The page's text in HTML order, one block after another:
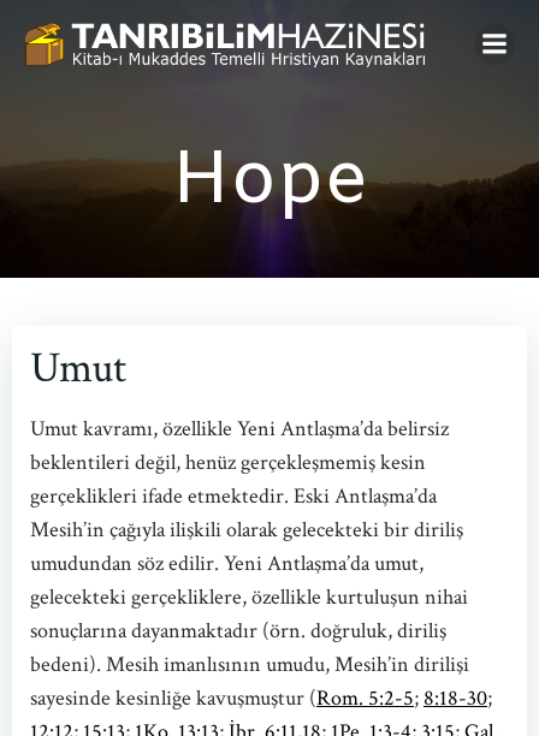
to
Hope
Umut
Umut kavramı, özellikle Yeni Antlaşma’da belirsiz
beklentileri değil, henüz gerçekleşmemiş kesin
gerçeklikleri ifade etmektedir. Eski Antlaşma’da
Mesih’in çağıyla ilişkili olarak gelecekteki bir diriliş
umudundan söz edilir. Yeni Antlaşma’da umut,
gelecekteki gerçekliklere, özellikle kurtuluşun nihai
sonuçlarına dayanmaktadır (örn. doğruluk, diriliş
bedeni). Mesih imanlısının umudu, Mesih’in dirilişi
sayesinde kesinliğe kavuşmuştur (Rom. 5:2-5; 8:18-30;